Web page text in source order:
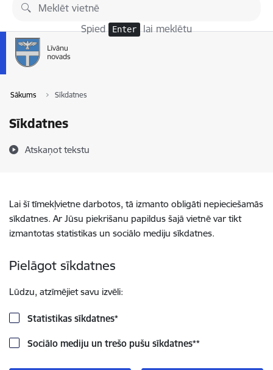
Pāriet uz lapas saturu
Spied Enter lai meklētu
Sākums Sīkdatnes
Sīkdatnes
Atskaņot tekstu
Lai šī tīmekļvietne darbotos, tā izmanto obligāti nepieciešamās
sīkdatnes. Ar Jūsu piekrišanu papildus šajā vietnē var tikt
izmantotas statistikas un sociālo mediju sīkdatnes.
Pielāgot sīkdatnes
Lūdzu, atzīmējiet savu izvēli:
Statistikas sīkdatnes*
Sociālo mediju un trešo pušu sīkdatnes**